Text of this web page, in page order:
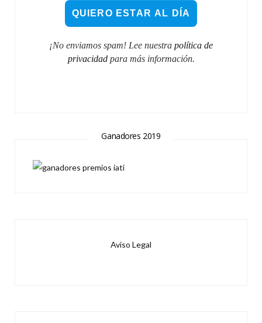
¡No enviamos spam! Lee nuestra política de
privacidadpara más información.
Ganadores 2019
Aviso Legal